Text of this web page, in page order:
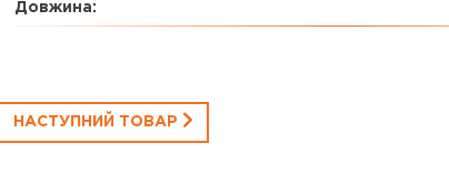
Довжина:
НАСТУПНИЙ ТОВАР